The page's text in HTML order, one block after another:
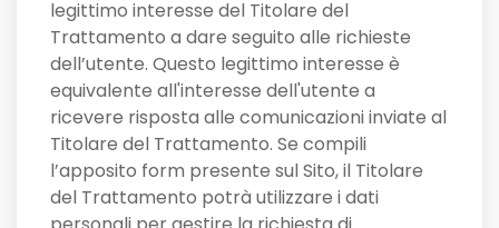
legittimo interesse del Titolare del
Trattamento a dare seguito alle richieste
dell’utente. Questo legittimo interesse è
equivalente all'interesse dell'utente a
ricevere risposta alle comunicazioni inviate al
Titolare del Trattamento. Se compili
l’apposito form presente sul Sito, il Titolare
del Trattamento potrà utilizzare i dati